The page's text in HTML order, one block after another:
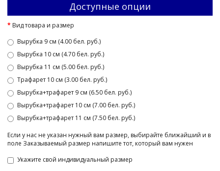
Доступные опции
Вид товара и размер
Вырубка 9 см (4.00 бел. руб.)
Вырубка 10 см (4.70 бел. руб.)
Вырубка 11 см (5.00 бел. руб.)
Трафарет 10 см (3.00 бел. руб.)
Вырубка+трафарет 9 см (6.50 бел. руб.)
Вырубка+трафарет 10 см (7.00 бел. руб.)
Вырубка+трафарет 11 см (7.50 бел. руб.)
Если у нас не указан нужный вам размер, выбирайте ближайший и в
поле Заказываемый размер напишите тот, который вам нужен
Укажите свой индивидуальный размер